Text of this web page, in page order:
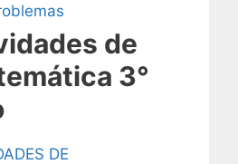
de
3°
DE